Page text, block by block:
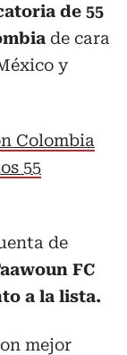
de 55
de cara
y
Colombia
55
de
FC
a la lista.
mejor